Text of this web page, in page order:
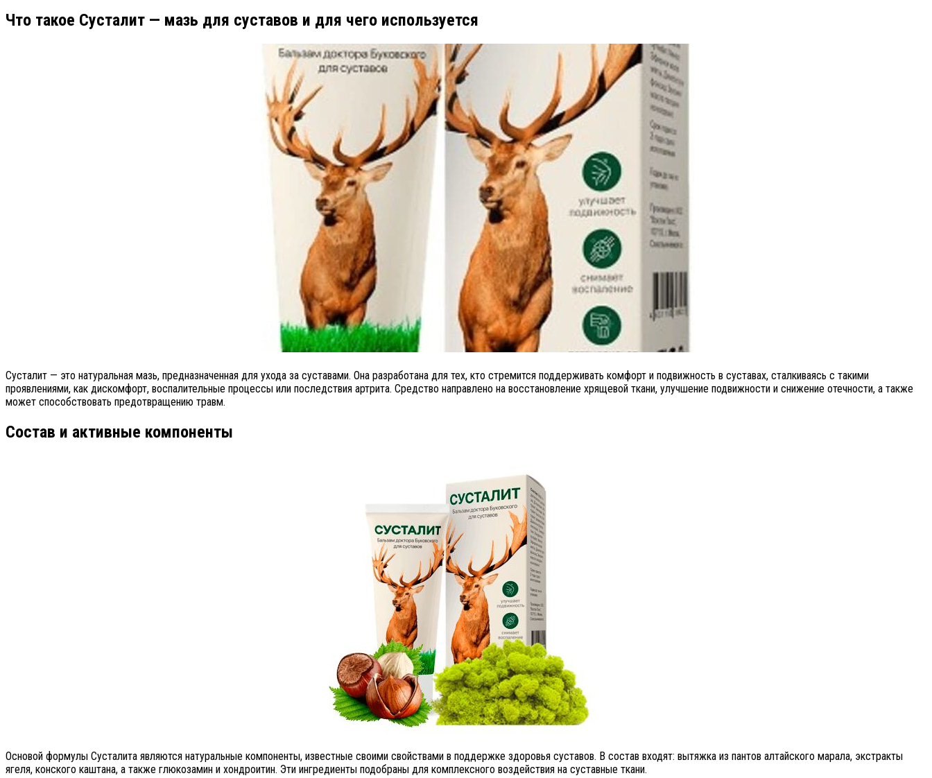
Что такое Сусталит — мазь для суставов и для чего используется
Сусталит — это натуральная мазь, предназначенная для ухода за суставами. Она разработана для тех, кто стремится поддерживать комфорт и подвижность в суставах, сталкиваясь с такими
проявлениями, как дискомфорт, воспалительные процессы или последствия артрита. Средство направлено на восстановление хрящевой ткани, улучшение подвижности и снижение отечности, а также
может способствовать предотвращению травм.
Состав и активные компоненты
Основой формулы Сусталита являются натуральные компоненты, известные своими свойствами в поддержке здоровья суставов. В состав входят: вытяжка из пантов алтайского марала, экстракты
ягеля, конского каштана, а также глюкозамин и хондроитин. Эти ингредиенты подобраны для комплексного воздействия на суставные ткани.